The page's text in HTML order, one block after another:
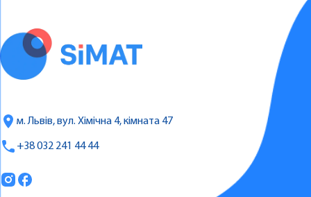
м. Львів, вул. Хімічна 4, кімната 47
+38 032 241 44 44